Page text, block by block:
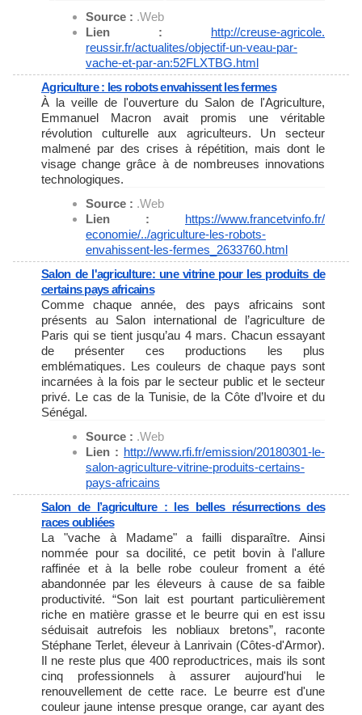
Source : .Web
Lien : http://creuse-agricole.
reussir.fr/actualites/objectif-un-veau-par-
vache-et-par-an:52FLXTBG.html
Agriculture : les robots envahissent les fermes
À la veille de l'ouverture du Salon de l'Agriculture,
Emmanuel Macron avait promis une véritable
révolution culturelle aux agriculteurs. Un secteur
malmené par des crises à répétition, mais dont le
visage change grâce à de nombreuses innovations
technologiques.
Source : .Web
Lien : https://www.francetvinfo.fr/
economie/../agriculture-les-robots-
envahissent-les-fermes_ 2633760.html
Salon de l'agriculture: une vitrine pour les produits de
certains pays africains
Comme chaque année, des pays africains sont
présents au Salon international de l’agriculture de
Paris qui se tient jusqu’au 4 mars. Chacun essayant
de présenter ces productions les plus
emblématiques. Les couleurs de chaque pays sont
incarnées à la fois par le secteur public et le secteur
privé. Le cas de la Tunisie, de la Côte d’Ivoire et du
Sénégal.
Source : .Web
Lien : http://www.rfi.fr/emission/20180301-le-
salon-agriculture-vitrine-produits-certains-
pays-africains
Salon de l’agriculture : les belles résurrections des
races oubliées
La "vache à Madame" a failli disparaître. Ainsi
nommée pour sa docilité, ce petit bovin à l'allure
raffinée et à la belle robe couleur froment a été
abandonnée par les éleveurs à cause de sa faible
productivité. “Son lait est pourtant particulièrement
riche en matière grasse et le beurre qui en est issu
séduisait autrefois les nobliaux bretons”, raconte
Stéphane Terlet, éleveur à Lanrivain (Côtes-d'Armor).
Il ne reste plus que 400 reproductrices, mais ils sont
cinq professionnels à assurer aujourd'hui le
renouvellement de cette race. Le beurre est d'une
couleur jaune intense presque orange, car ayant des